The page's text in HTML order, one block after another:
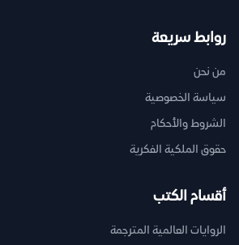
روابط سريعة
من نحن
سياسة الخصوصية
الشروط والأحكام
حقوق الملكية الفكرية
أقسام الكتب
الروايات العالمية المترجمة